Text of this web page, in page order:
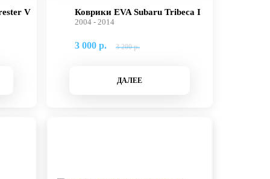
V Коврики EVA Subaru Tribeca I
2004 - 2014
3 000 р. 3 200 р.
ДАЛЕЕ